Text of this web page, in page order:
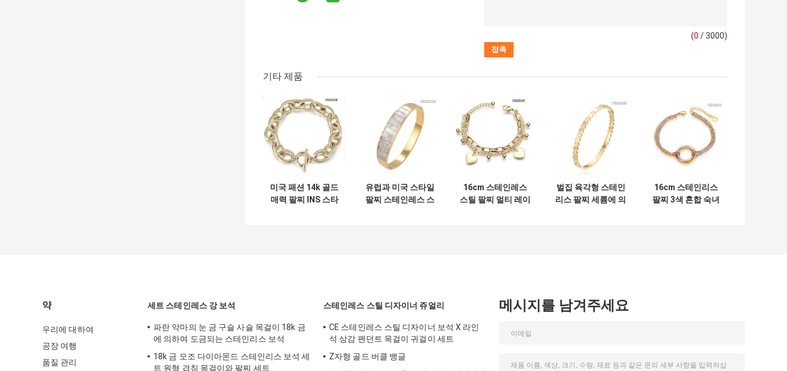
(0 / 3000)
기타 제품
미국 패션 14k 골드
매력 팔찌 INS 스타
유럽과 미국 스타일
팔찌 스테인레스 스
16cm 스테인레스
스틸 팔찌 멀티 레이
벌집 육각형 스테인
리스 팔찌 세륨에 의
16cm 스테인리스
팔찌 3색 혼합 숙녀
약
우리에 대하여
공장 여행
품질 관리
세트 스테인레스 강 보석
파란 악마의 눈 금 구슬 사슬 목걸이 18k 금
에 의하여 도금되는 스테인리스 보석
18k 금 모조 다이아몬드 스테인리스 보석 세
트 원형 겹침 목걸이와 팔찌 세트
스테인레스 스틸 디자이너 쥬얼리
CE 스테인레스 스틸 디자이너 보석 X 라인
석 상감 펜던트 목걸이 귀걸이 세트
Z자형 골드 버클 뱅글
메시지를 남겨주세요